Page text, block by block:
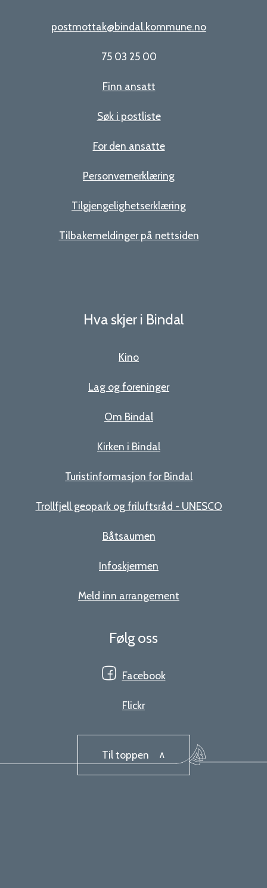
postmottak@bindal.kommune.no
75 03 25 00
Finn ansatt
Søk i postliste
For den ansatte
Personvernerklæring
Tilgjengelighetserklæring
Tilbakemeldinger på nettsiden
Hva skjer i Bindal
Kino
Lag og foreninger
Om Bindal
Kirken i Bindal
Turistinformasjon for Bindal
Trollfjell geopark og friluftsråd - UNESCO
Båtsaumen
Infoskjermen
Meld inn arrangement
Følg oss
Facebook
Flickr
Til toppen